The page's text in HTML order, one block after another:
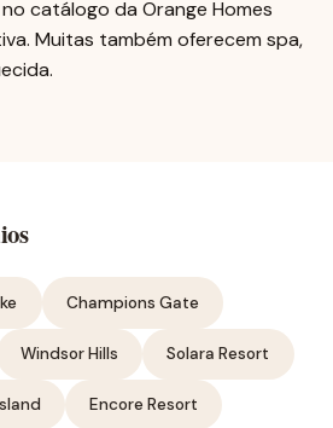
catálogo da Orange Homes
Muitas também oferecem spa,
Champions Gate
Windsor Hills Solara Resort
Encore Resort